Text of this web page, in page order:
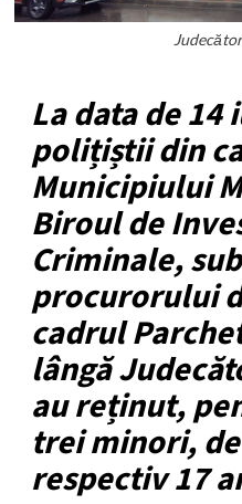
La data de 14
polițiștii din
Municipiului
Biroul de
Criminale,
procurorului
cadrul
lângă
au reținut,
trei minori,
respectiv 17